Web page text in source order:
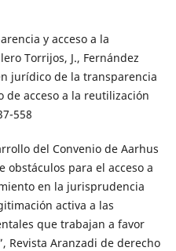
y acceso a la
Torrijos, J., Fernández
jurídico de la transparencia
de acceso a la reutilización
558
del Convenio de Aarhus
obstáculos para el acceso a
en la jurisprudencia
activa a las
que trabajan a favor
Revista Aranzadi de derecho